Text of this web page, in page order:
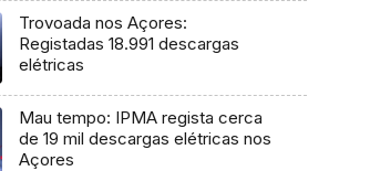
Trovoada nos Açores:
Registadas 18.991 descargas
elétricas
Mau tempo: IPMA regista cerca
de 19 mil descargas elétricas nos
Açores